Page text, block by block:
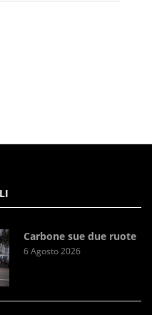
Carbone sue due ruote
6 Agosto 2026